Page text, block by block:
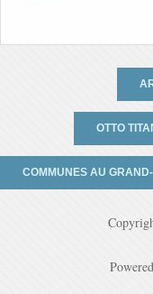
OTTO
COMMUNES AU